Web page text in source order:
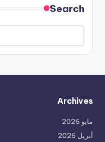
Search
Archives
مايو 2026
أبريل 2026